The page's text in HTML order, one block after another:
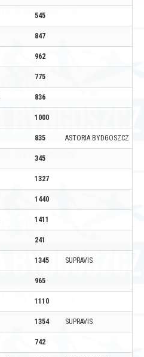
545
847
962
775
836
1000
835 ASTORIA BYDGOSZCZ
345
1327
1440
1411
241
1345 SUPRAVIS
965
1110
1354 SUPRAVIS
742